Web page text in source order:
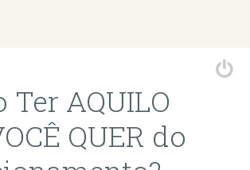
Ter AQUILO
QUER do